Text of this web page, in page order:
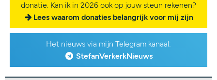
donatie. Kan ik in 2026 ook op jouw steun rekenen?
Lees waarom donaties belangrijk voor mij zijn
Het nieuws via mijn Telegram kanaal:
StefanVerkerkNieuws